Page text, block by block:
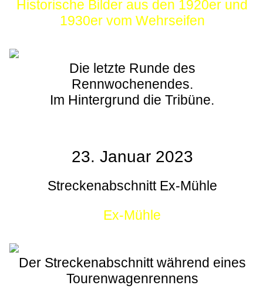
Historische Bilder aus den 1920er und
1930er vom Wehrseifen
Die letzte Runde des
Rennwochenendes.
Im Hintergrund die Tribüne.
23. Januar 2023
Streckenabschnitt Ex-Mühle
Ex-Mühle
Der Streckenabschnitt während eines
Tourenwagenrennens